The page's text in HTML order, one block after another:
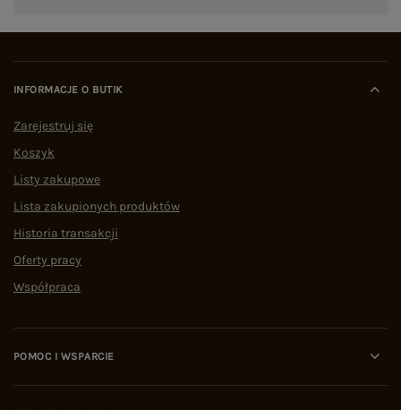
INFORMACJE O BUTIK
Zarejestruj się
Koszyk
Listy zakupowe
Lista zakupionych produktów
Historia transakcji
Oferty pracy
Współpraca
POMOC I WSPARCIE